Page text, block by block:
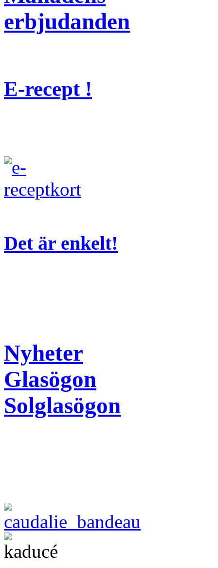
erbjudanden
E-recept !
Det är enkelt!
Nyheter
Glasögon
Solglasögon